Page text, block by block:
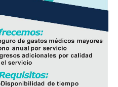
del Cabildo,
Públicas,
de Bienestar Social y
como vecinos que integran